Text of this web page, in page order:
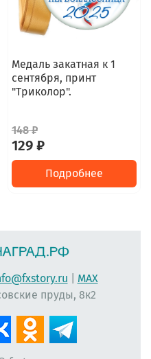
Медаль закатная к 1
сентября, принт
"Триколор".
148 ₽
129 ₽
Подробнее
MAX
пруды, 8к2